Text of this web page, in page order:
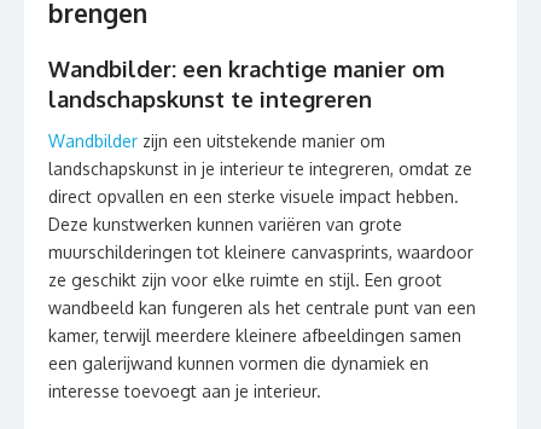
brengen
Wandbilder: een krachtige manier om
landschapskunst te integreren
Wandbilder zijn een uitstekende manier om
landschapskunst in je interieur te integreren, omdat ze
direct opvallen en een sterke visuele impact hebben.
Deze kunstwerken kunnen variëren van grote
muurschilderingen tot kleinere canvasprints, waardoor
ze geschikt zijn voor elke ruimte en stijl. Een groot
wandbeeld kan fungeren als het centrale punt van een
kamer, terwijl meerdere kleinere afbeeldingen samen
een galerijwand kunnen vormen die dynamiek en
interesse toevoegt aan je interieur.